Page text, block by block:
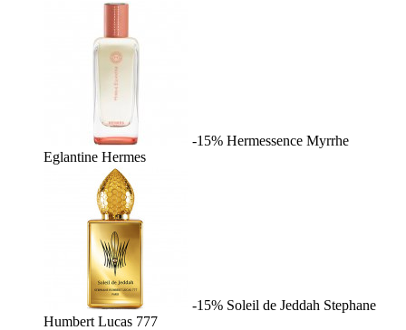
-15% Hermessence Myrrhe
Eglantine Hermes
-15% Soleil de Jeddah Stephane
Humbert Lucas 777